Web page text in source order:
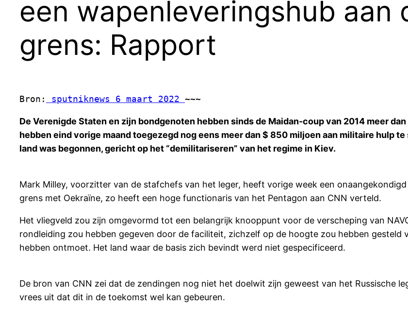
een wapenleveringshub aan
grens: Rapport
Bron: sputniknews 6 maart 2022 ~~~
De Verenigde Staten en zijn bondgenoten hebben sinds de Maidan-coup van 2014 meer
hebben eind vorige maand toegezegd nog eens meer dan $ 850 miljoen aan militaire hulp
land was begonnen, gericht op het “demilitariseren” van het regime in Kiev.
Mark Milley, voorzitter van de stafchefs van het leger, heeft vorige week een
grens met Oekraïne, zo heeft een hoge functionaris van het Pentagon aan CNN verteld.
Het vliegveld zou zijn omgevormd tot een belangrijk knooppunt voor de verscheping van
rondleiding zou hebben gegeven door de faciliteit, zichzelf op de hoogte zou hebben
hebben ontmoet. Het land waar de basis zich bevindt werd niet gespecificeerd.
De bron van CNN zei dat de zendingen nog niet het doelwit zijn geweest van het Russische
vrees uit dat dit in de toekomst wel kan gebeuren.